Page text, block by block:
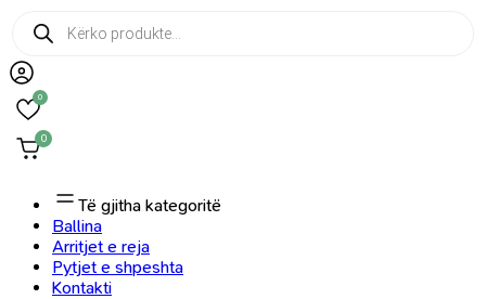
Products
search
0
0
Të gjitha kategoritë
Ballina
Arritjet e reja
Pytjet e shpeshta
Kontakti